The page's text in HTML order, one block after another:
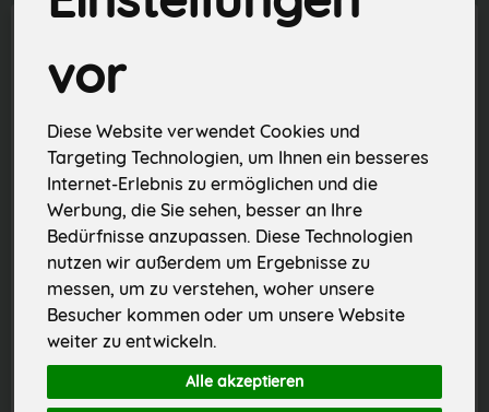
vor
Diese Website verwendet Cookies und
Targeting Technologien, um Ihnen ein besseres
Internet-Erlebnis zu ermöglichen und die
Werbung, die Sie sehen, besser an Ihre
Bedürfnisse anzupassen. Diese Technologien
nutzen wir außerdem um Ergebnisse zu
messen, um zu verstehen, woher unsere
Besucher kommen oder um unsere Website
weiter zu entwickeln.
Alle akzeptieren
Hähnchensteaks Kräuter 2 Stk aus der Region
9,87 €* / Stk
32,90 € / kg, 1 Stück ca. 300g 39,90 € / kg, 1 Stück ca. 80g